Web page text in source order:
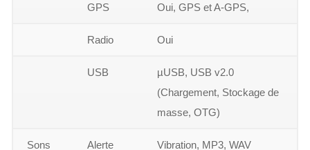
GPS Oui, GPS et A-GPS,
Radio Oui
USB
µUSB, USB v2.0
(Chargement, Stockage de
masse, OTG)
Sons Alerte
Vibration, MP3, WAV